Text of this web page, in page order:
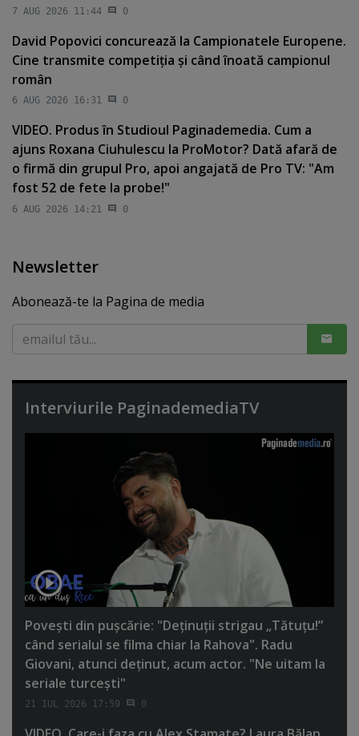
7 AUG 2026 11:44 0
David Popovici concurează la Campionatele Europene.
Cine transmite competiţia şi când înoată campionul
român
6 AUG 2026 16:31 0
VIDEO. Produs în Studioul Paginademedia. Cum a
ajuns Roxana Ciuhulescu la ProMotor? Dată afară de
o firmă din grupul Pro, apoi angajată de Pro TV: "Am
fost 52 de fete la probe!"
6 AUG 2026 14:21 0
Newsletter
Abonează-te la Pagina de media
Interviurile PaginademediaTV
Poveşti din puşcărie: "Deţinuţii strigau „Tătuţu!”
când serialul se filma chiar la Rahova". Radu
Giovani, atunci deţinut, acum actor. "Ne uitam la
seriale turceşti"
21 IUL 2026 17:59 0